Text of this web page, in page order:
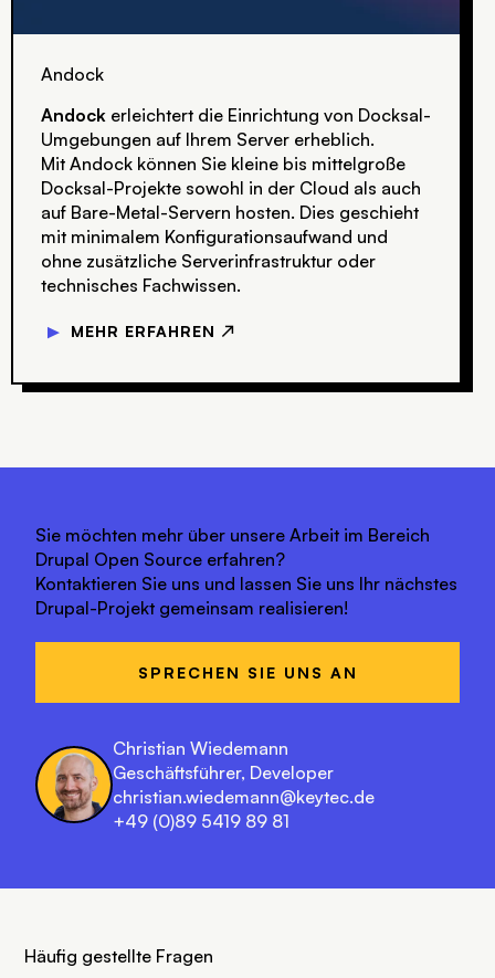
Andock
Andock erleichtert die Einrichtung von Docksal-
Umgebungen auf Ihrem Server erheblich.
Mit Andock können Sie kleine bis mittelgroße
Docksal-Projekte sowohl in der Cloud als auch
auf Bare-Metal-Servern hosten. Dies geschieht
mit minimalem Konfigurationsaufwand und
ohne zusätzliche Serverinfrastruktur oder
technisches Fachwissen.
▼ MEHR ERFAHREN ↗
Sie möchten mehr über unsere Arbeit im Bereich
Drupal Open Source erfahren?
Kontaktieren Sie uns und lassen Sie uns Ihr nächstes
Drupal-Projekt gemeinsam realisieren!
SPRECHEN SIE UNS AN
Christian Wiedemann
Geschäftsführer, Developer
christian.wiedemann@keytec.de
+49 (0)89 5419 89 81
Häufig gestellte Fragen